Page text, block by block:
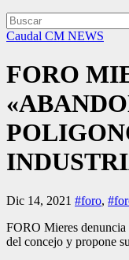
Caudal CM NEWS
FORO
Dic 14, 2021 #foro,
FORO Mieres denuncia
del concejo y propone